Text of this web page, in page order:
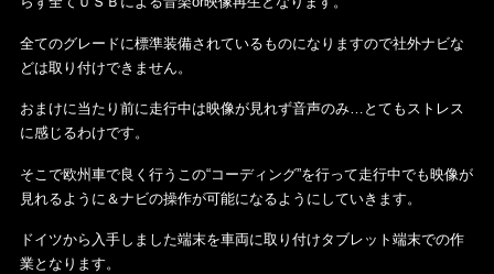
全てのグレードに標準装備されているものになりますので社外ナビな
どは取り付けできません。
おまけに当たり前に走行中は映像が見れず音声のみ…とてもストレス
に感じるわけです。
そこで欧州車で良く行うこの“コーディング”を行って走行中でも映像が
見れるように＆ナビの操作が可能になるようにしていきます。
ドイツから入手しました端末を車両に取り付けタブレット端末での作
業となります。